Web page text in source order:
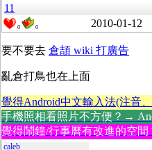
11
0 0 2010-01-12
要不要去 倉頡 wiki 打廣告
亂倉打鳥也在上面
覺得Android中文輸入法(注音
手機照相看照片不方便？→
覺得鬧鐘/行事曆有改進的空
caleb